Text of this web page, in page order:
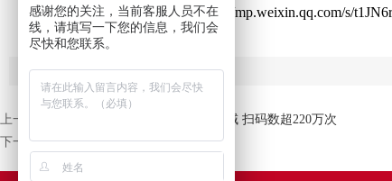
请点击查看《标准》全文https://mp.weixin.qq.com/s/
上一条：
龙江“码上诚信”：覆盖10余个领域 扫码数超220万次
下一条：贵州：创新“包容审慎”监管机制
感谢您的关注，当前客服人员不在
线，请填写一下您的信息，我们会
尽快和您联系。